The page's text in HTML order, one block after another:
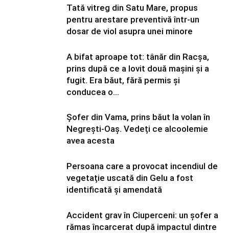
Tată vitreg din Satu Mare, propus
pentru arestare preventivă într-un
dosar de viol asupra unei minore
A bifat aproape tot: tânăr din Racșa,
prins după ce a lovit două mașini și a
fugit. Era băut, fără permis și
conducea o...
Șofer din Vama, prins băut la volan în
Negrești-Oaș. Vedeți ce alcoolemie
avea acesta
Persoana care a provocat incendiul de
vegetație uscată din Gelu a fost
identificată și amendată
Accident grav în Ciuperceni: un șofer a
rămas încarcerat după impactul dintre